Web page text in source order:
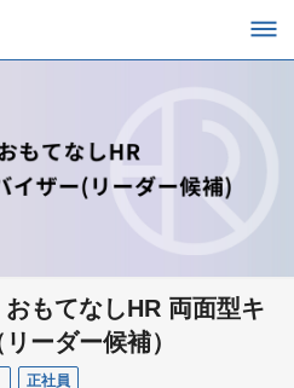
おもてなしHR 両面型キ
ーダー候補）
正社員